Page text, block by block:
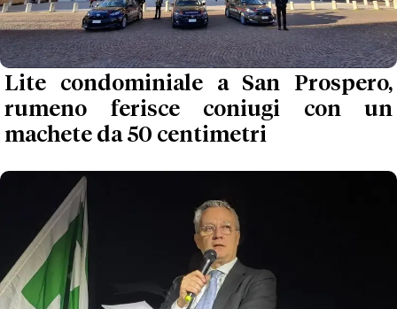
Lite condominiale a San Prospero,
rumeno ferisce coniugi con un
machete da 50 centimetri